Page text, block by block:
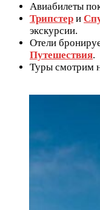
Авиабилеты
Трипстер и
экскурсии.
Отели
Путешествия.
Туры смотрим